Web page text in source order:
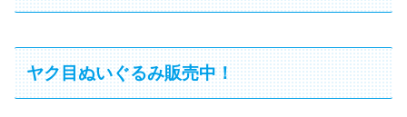
ヤク目ぬいぐるみ販売中！